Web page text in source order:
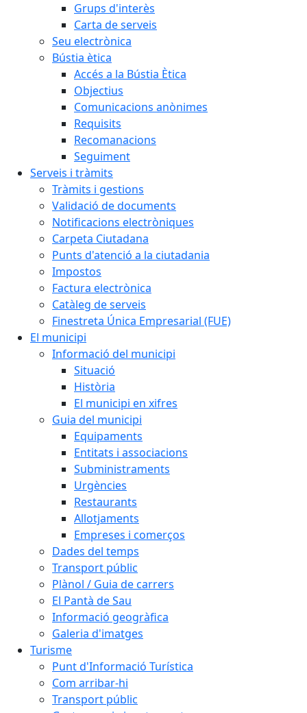
Grups d'interès
Carta de serveis
Seu electrònica
Bústia ètica
Accés a la Bústia Ètica
Objectius
Comunicacions anònimes
Requisits
Recomanacions
Seguiment
Serveis i tràmits
Tràmits i gestions
Validació de documents
Notificacions electròniques
Carpeta Ciutadana
Punts d'atenció a la ciutadania
Impostos
Factura electrònica
Catàleg de serveis
Finestreta Única Empresarial (FUE)
El municipi
Informació del municipi
Situació
Història
El municipi en xifres
Guia del municipi
Equipaments
Entitats i associacions
Subministraments
Urgències
Restaurants
Allotjaments
Empreses i comerços
Dades del temps
Transport públic
Plànol / Guia de carrers
El Pantà de Sau
Informació geogràfica
Galeria d'imatges
Turisme
Punt d'Informació Turística
Com arribar-hi
Transport públic